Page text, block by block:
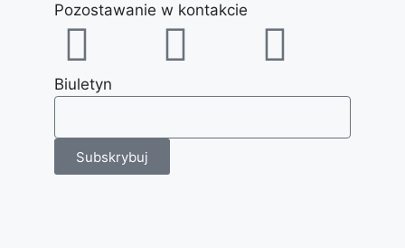
Pozostawanie w kontakcie
Biuletyn
Subskrybuj